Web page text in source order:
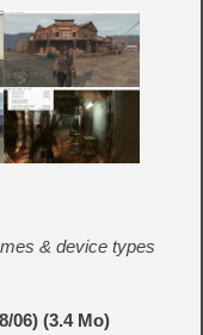
& device types
06) (3.4 Mo)